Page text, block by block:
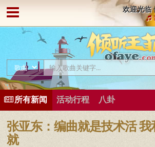
欢迎光临
所有新闻 活动行程 八卦
张亚东：编曲就是技术活
就